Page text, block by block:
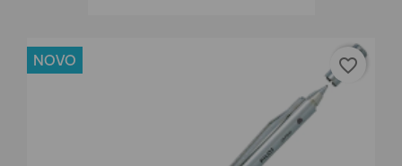
NOVO favorite_border